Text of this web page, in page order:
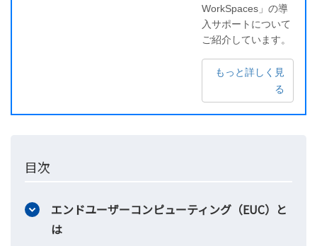
WorkSpaces」の導
入サポートについて
ご紹介しています。
もっと詳しく見
る
目次
エンドユーザーコンピューティング（EUC）と
は